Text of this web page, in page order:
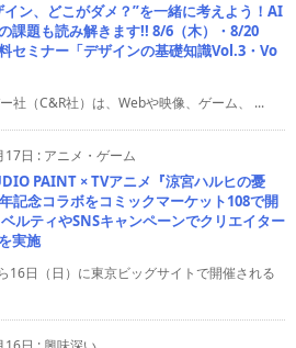
イン、どこがダメ？”を一緒に考えよう！AI
課題も読み解きます!! 8/6（木）・8/20
料セミナー「デザインの基礎知識Vol.3・Vo
社（C&R社）は、Webや映像、ゲーム、 ...
17日 : アニメ・ゲーム
PAINT × TVアニメ『涼宮ハルヒの憂
記念コラボをコミックマーケット108で開
ルティやSNSキャンペーンでクリエイター
実施
16日（日）に東京ビッグサイトで開催される